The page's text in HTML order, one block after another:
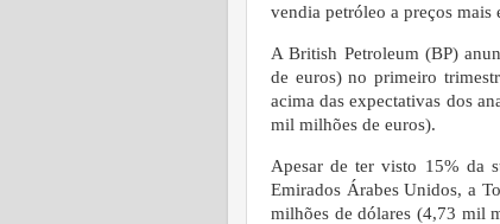
vendia petróleo a preços mais
A British Petroleum (BP)
de euros) no primeiro
acima das expectativas dos
mil milhões de euros).
Apesar de ter visto 15% da
Emirados Árabes Unidos, a
milhões de dólares (4,73 mil